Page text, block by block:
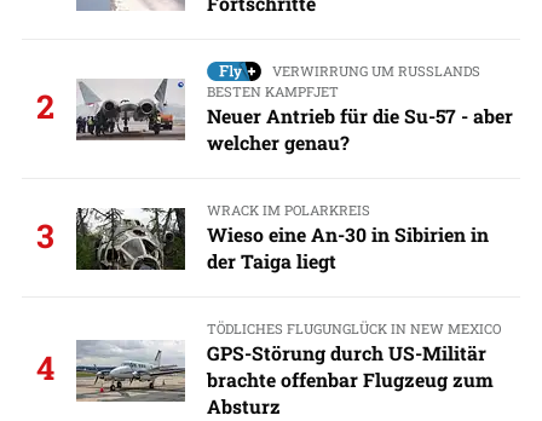
2
VERWIRRUNG UM RUSSLANDS
BESTEN KAMPFJET
Neuer Antrieb für die Su-57 - aber
welcher genau?
3
WRACK IM POLARKREIS
Wieso eine An-30 in Sibirien in
der Taiga liegt
4
TÖDLICHES FLUGUNGLÜCK IN NEW MEXICO
GPS-Störung durch US-Militär
brachte offenbar Flugzeug zum
Absturz